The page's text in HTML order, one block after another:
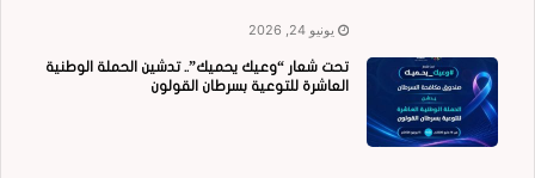
يونيو 24, 2026
تحت شعار “وعيك يحميك”.. تدشين الحملة الوطنية
العاشرة للتوعية بسرطان القولون